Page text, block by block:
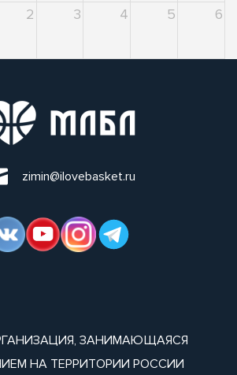
2 3 4 5 6
zimin@ilovebasket.ru
ЗАНИМАЮЩАЯСЯ
НА ТЕРРИТОРИИ РОССИИ